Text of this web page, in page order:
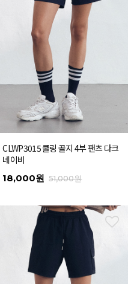
CLWP3015 쿨링 골지 4부 팬츠 다크
네이비
18,000원 51,000원